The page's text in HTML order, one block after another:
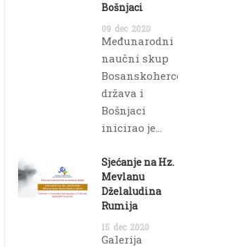
Bošnjaci
09 dec 2020
Međunarodni
naučni skup
Bosanskohercegovačka
država i
Bošnjaci
inicirao je...
Sjećanje na Hz.
Mevlanu
Dželaludina
Rumija
15 dec 2020
Galerija